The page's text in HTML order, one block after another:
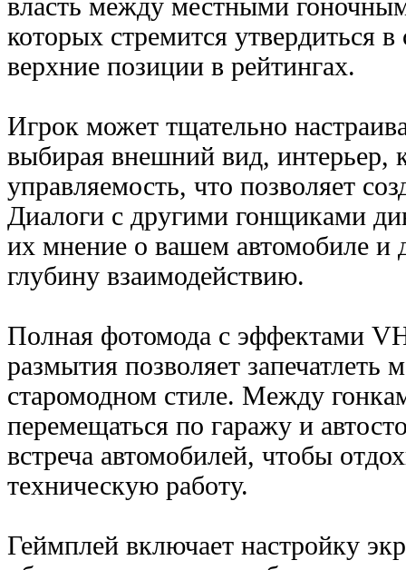
власть между местными
которых стремится утвердиться в
верхние позиции в рейтингах.
Игрок может тщательно
выбирая внешний вид, интерьер,
управляемость, что позволяет
Диалоги с другими гонщиками
их мнение о вашем автомобиле и
глубину взаимодействию.
Полная фотомода с эффектами
размытия позволяет запечатлеть
старомодном стиле. Между
перемещаться по гаражу и
встреча автомобилей, чтобы
техническую работу.
Геймплей включает настройку